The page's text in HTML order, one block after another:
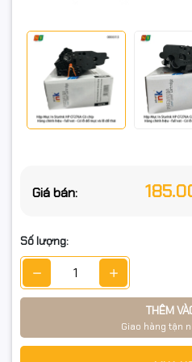
Giá bán:
Số lượng:
THÊM
Giao hàng tận
⚙️ Thông số kỹ thuật:
Mã mực: CF276A (76A)
Dung lượng in: ~3.000–3.500
✅ Ưu điểm nổi bật: